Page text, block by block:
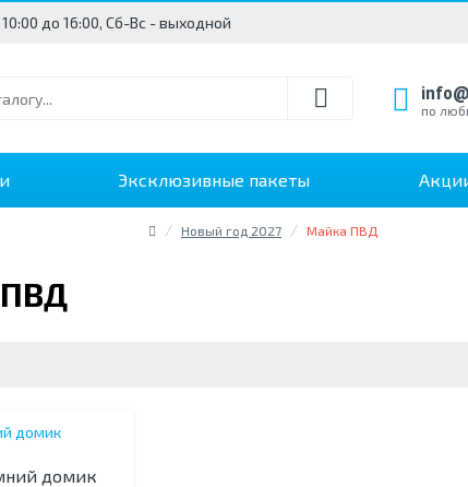
до 16:00, Сб-Вс - выходной
по
Эксклюзивные пакеты
Новый год 2027 Майка ПВД
домик